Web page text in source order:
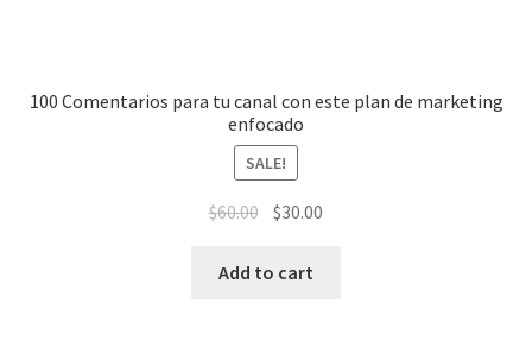
100 Comentarios para tu canal con este plan de marketing
enfocado
SALE!
$60.00 $30.00
Add to cart